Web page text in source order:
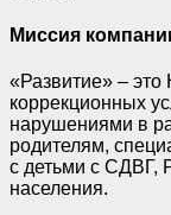
Миссия
«Развитие» – это
коррекционных
нарушениями в
родителям,
с детьми с СДВГ,
населения.